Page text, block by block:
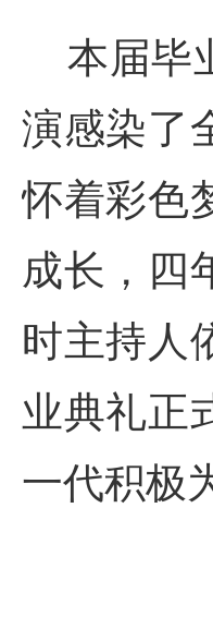
本届毕
演感染了
怀着彩色
成长，四
时主持人
业典礼正
一代积极